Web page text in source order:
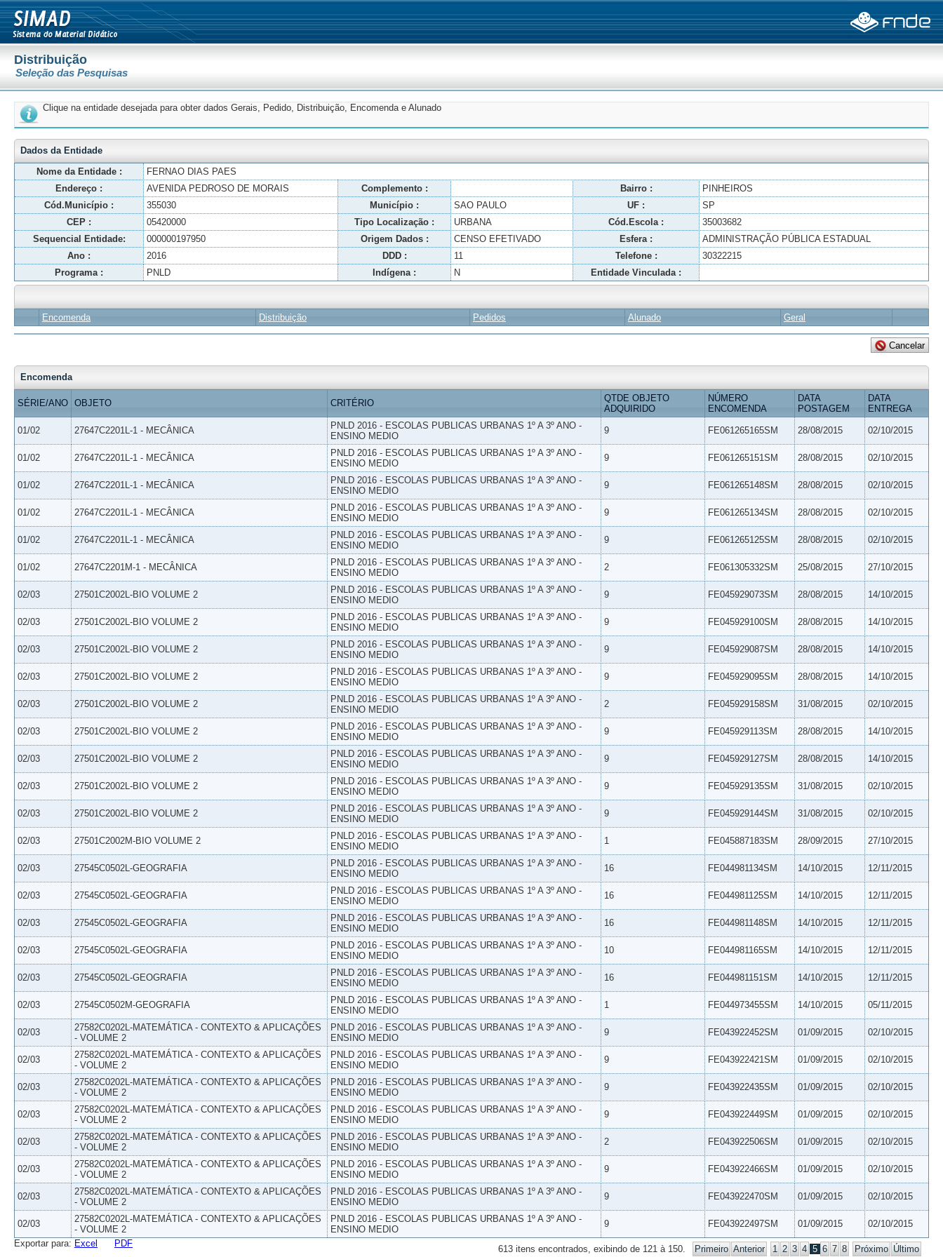
Distribuição
Seleção das Pesquisas
Clique na entidade desejada para obter dados Gerais, Pedido, Distribuição, Encomenda e Alunado
Dados da Entidade
Nome da Entidade :
FERNAO DIAS PAES
Endereço :
AVENIDA PEDROSO DE MORAIS Complemento : Bairro :
PINHEIROS
Cód.Município :
355030 Município : SAO PAULO UF :
SP
CEP :
05420000 Tipo Localização : URBANA Cód.Escola :
35003682
Sequencial Entidade:
000000197950 Origem Dados : CENSO EFETIVADO Esfera :
ADMINISTRAÇÃO PÚBLICA ESTADUAL
Ano :
2016 DDD : 11 Telefone :
30322215
Programa :
PNLD Indígena : N Entidade Vinculada :
Encomenda Distribuição Pedidos Alunado Geral
Encomenda
SÉRIE/ANO OBJETO CRITÉRIO
QTDE OBJETO
ADQUIRIDO
NÚMERO
ENCOMENDA
DATA
POSTAGEM
DATA
ENTREGA
01/02 27647C2201L-1 - MECÂNICA
PNLD 2016 - ESCOLAS PUBLICAS URBANAS 1º A 3º ANO -
ENSINO MEDIO
9 FE061265165SM 28/08/2015 02/10/2015
01/02 27647C2201L-1 - MECÂNICA
PNLD 2016 - ESCOLAS PUBLICAS URBANAS 1º A 3º ANO -
ENSINO MEDIO
9 FE061265151SM 28/08/2015 02/10/2015
01/02 27647C2201L-1 - MECÂNICA
PNLD 2016 - ESCOLAS PUBLICAS URBANAS 1º A 3º ANO -
ENSINO MEDIO
9 FE061265148SM 28/08/2015 02/10/2015
01/02 27647C2201L-1 - MECÂNICA
PNLD 2016 - ESCOLAS PUBLICAS URBANAS 1º A 3º ANO -
ENSINO MEDIO
9 FE061265134SM 28/08/2015 02/10/2015
01/02 27647C2201L-1 - MECÂNICA
PNLD 2016 - ESCOLAS PUBLICAS URBANAS 1º A 3º ANO -
ENSINO MEDIO
9 FE061265125SM 28/08/2015 02/10/2015
01/02 27647C2201M-1 - MECÂNICA
PNLD 2016 - ESCOLAS PUBLICAS URBANAS 1º A 3º ANO -
ENSINO MEDIO
2 FE061305332SM 25/08/2015 27/10/2015
02/03 27501C2002L-BIO VOLUME 2
PNLD 2016 - ESCOLAS PUBLICAS URBANAS 1º A 3º ANO -
ENSINO MEDIO
9 FE045929073SM 28/08/2015 14/10/2015
02/03 27501C2002L-BIO VOLUME 2
PNLD 2016 - ESCOLAS PUBLICAS URBANAS 1º A 3º ANO -
ENSINO MEDIO
9 FE045929100SM 28/08/2015 14/10/2015
02/03 27501C2002L-BIO VOLUME 2
PNLD 2016 - ESCOLAS PUBLICAS URBANAS 1º A 3º ANO -
ENSINO MEDIO
9 FE045929087SM 28/08/2015 14/10/2015
02/03 27501C2002L-BIO VOLUME 2
PNLD 2016 - ESCOLAS PUBLICAS URBANAS 1º A 3º ANO -
ENSINO MEDIO
9 FE045929095SM 28/08/2015 14/10/2015
02/03 27501C2002L-BIO VOLUME 2
PNLD 2016 - ESCOLAS PUBLICAS URBANAS 1º A 3º ANO -
ENSINO MEDIO
2 FE045929158SM 31/08/2015 02/10/2015
02/03 27501C2002L-BIO VOLUME 2
PNLD 2016 - ESCOLAS PUBLICAS URBANAS 1º A 3º ANO -
ENSINO MEDIO
9 FE045929113SM 28/08/2015 14/10/2015
02/03 27501C2002L-BIO VOLUME 2
PNLD 2016 - ESCOLAS PUBLICAS URBANAS 1º A 3º ANO -
ENSINO MEDIO
9 FE045929127SM 28/08/2015 14/10/2015
02/03 27501C2002L-BIO VOLUME 2
PNLD 2016 - ESCOLAS PUBLICAS URBANAS 1º A 3º ANO -
ENSINO MEDIO
9 FE045929135SM 31/08/2015 02/10/2015
02/03 27501C2002L-BIO VOLUME 2
PNLD 2016 - ESCOLAS PUBLICAS URBANAS 1º A 3º ANO -
ENSINO MEDIO
9 FE045929144SM 31/08/2015 02/10/2015
02/03 27501C2002M-BIO VOLUME 2
PNLD 2016 - ESCOLAS PUBLICAS URBANAS 1º A 3º ANO -
ENSINO MEDIO
1 FE045887183SM 28/09/2015 27/10/2015
02/03 27545C0502L-GEOGRAFIA
PNLD 2016 - ESCOLAS PUBLICAS URBANAS 1º A 3º ANO -
ENSINO MEDIO
16 FE044981134SM 14/10/2015 12/11/2015
02/03 27545C0502L-GEOGRAFIA
PNLD 2016 - ESCOLAS PUBLICAS URBANAS 1º A 3º ANO -
ENSINO MEDIO
16 FE044981125SM 14/10/2015 12/11/2015
02/03 27545C0502L-GEOGRAFIA
PNLD 2016 - ESCOLAS PUBLICAS URBANAS 1º A 3º ANO -
ENSINO MEDIO
16 FE044981148SM 14/10/2015 12/11/2015
02/03 27545C0502L-GEOGRAFIA
PNLD 2016 - ESCOLAS PUBLICAS URBANAS 1º A 3º ANO -
ENSINO MEDIO
10 FE044981165SM 14/10/2015 12/11/2015
02/03 27545C0502L-GEOGRAFIA
PNLD 2016 - ESCOLAS PUBLICAS URBANAS 1º A 3º ANO -
ENSINO MEDIO
16 FE044981151SM 14/10/2015 12/11/2015
02/03 27545C0502M-GEOGRAFIA
PNLD 2016 - ESCOLAS PUBLICAS URBANAS 1º A 3º ANO -
ENSINO MEDIO
1 FE044973455SM 14/10/2015 05/11/2015
02/03
27582C0202L-MATEMÁTICA - CONTEXTO & APLICAÇÕES
- VOLUME 2
PNLD 2016 - ESCOLAS PUBLICAS URBANAS 1º A 3º ANO -
ENSINO MEDIO
9 FE043922452SM 01/09/2015 02/10/2015
02/03
27582C0202L-MATEMÁTICA - CONTEXTO & APLICAÇÕES
- VOLUME 2
PNLD 2016 - ESCOLAS PUBLICAS URBANAS 1º A 3º ANO -
ENSINO MEDIO
9 FE043922421SM 01/09/2015 02/10/2015
02/03
27582C0202L-MATEMÁTICA - CONTEXTO & APLICAÇÕES
- VOLUME 2
PNLD 2016 - ESCOLAS PUBLICAS URBANAS 1º A 3º ANO -
ENSINO MEDIO
9 FE043922435SM 01/09/2015 02/10/2015
02/03
27582C0202L-MATEMÁTICA - CONTEXTO & APLICAÇÕES
- VOLUME 2
PNLD 2016 - ESCOLAS PUBLICAS URBANAS 1º A 3º ANO -
ENSINO MEDIO
9 FE043922449SM 01/09/2015 02/10/2015
02/03
27582C0202L-MATEMÁTICA - CONTEXTO & APLICAÇÕES
- VOLUME 2
PNLD 2016 - ESCOLAS PUBLICAS URBANAS 1º A 3º ANO -
ENSINO MEDIO
2 FE043922506SM 01/09/2015 02/10/2015
02/03
27582C0202L-MATEMÁTICA - CONTEXTO & APLICAÇÕES
- VOLUME 2
PNLD 2016 - ESCOLAS PUBLICAS URBANAS 1º A 3º ANO -
ENSINO MEDIO
9 FE043922466SM 01/09/2015 02/10/2015
02/03
27582C0202L-MATEMÁTICA - CONTEXTO & APLICAÇÕES
- VOLUME 2
PNLD 2016 - ESCOLAS PUBLICAS URBANAS 1º A 3º ANO -
ENSINO MEDIO
9 FE043922470SM 01/09/2015 02/10/2015
02/03
27582C0202L-MATEMÁTICA - CONTEXTO & APLICAÇÕES
- VOLUME 2
PNLD 2016 - ESCOLAS PUBLICAS URBANAS 1º A 3º ANO -
ENSINO MEDIO
9 FE043922497SM 01/09/2015 02/10/2015
613 itens encontrados, exibindo de 121 à 150. Primeiro Anterior 1 2 3 4 5 6 7 8 Próximo Último
Exportar para: Excel PDF